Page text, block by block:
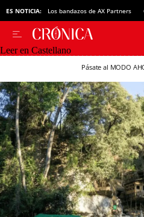
ES NOTICIA: Los bandazos de AX Partners
Leer en Castellano
Pásate al MODO